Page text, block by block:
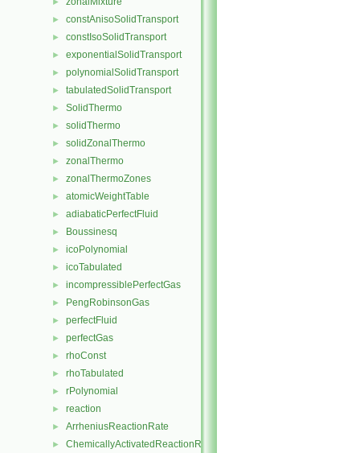
► constAnisoSolidTransport
► constIsoSolidTransport
► exponentialSolidTransport
► polynomialSolidTransport
► tabulatedSolidTransport
► SolidThermo
► solidThermo
► solidZonalThermo
► zonalThermo
► zonalThermoZones
► atomicWeightTable
► adiabaticPerfectFluid
► Boussinesq
► icoPolynomial
► icoTabulated
► incompressiblePerfectGas
► PengRobinsonGas
► perfectFluid
► perfectGas
► rhoConst
► rhoTabulated
► rPolynomial
► reaction
► ArrheniusReactionRate
► ChemicallyActivatedReactionRate